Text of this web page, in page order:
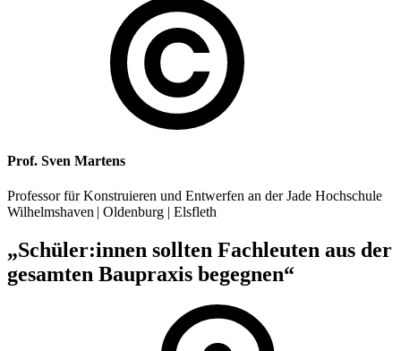
Prof. Sven Martens
Professor für Konstruieren und Entwerfen an der Jade Hochschule
Wilhelmshaven | Oldenburg | Elsfleth
„Schüler:innen sollten Fachleuten aus der
gesamten Baupraxis begegnen“